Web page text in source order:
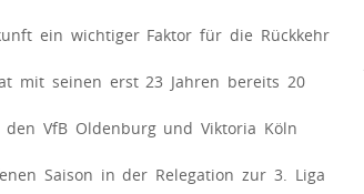
ein wichtiger Faktor für die Rückkehr
mit seinen erst 23 Jahren bereits 20
VfB Oldenburg und Viktoria Köln
Saison in der Relegation zur 3. Liga